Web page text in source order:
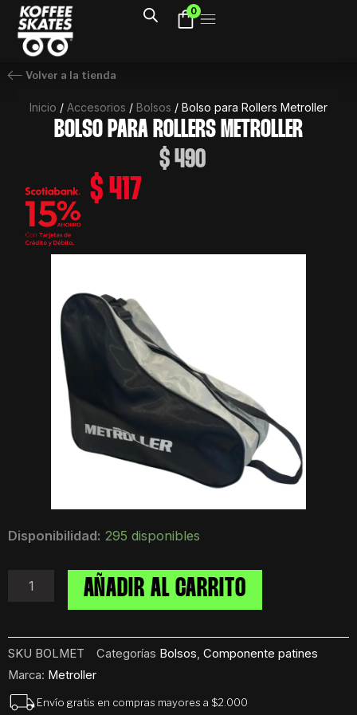
contenido
0
Volver a la tienda
Inicio / Accesorios / Bolsos / Bolso para Rollers Metroller
BOLSO PARA ROLLERS METROLLER
$490
$ 417
Disponibilidad: 295 disponibles
Bolso
Metroller
AÑADIR AL CARRITO
SKU BOLMET Categorías Bolsos, Componente patines
Marca: Metroller
Envío gratis en compras mayores a $2.000